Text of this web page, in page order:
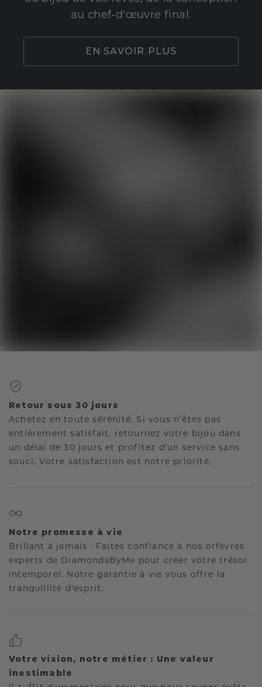
au chef-d'œuvre final.
EN SAVOIR PLUS
Retour sous 30 jours
Achetez en toute sérénité. Si vous n’êtes pas
entièrement satisfait, retournez votre bijou dans
un délai de 30 jours et profitez d’un service sans
souci. Votre satisfaction est notre priorité.
Notre promesse à vie
Brillant à jamais : Faites confiance à nos orfèvres
experts de DiamondsByMe pour créer votre trésor
intemporel. Notre garantie à vie vous offre la
tranquillité d'esprit.
Votre vision, notre métier : Une valeur
inestimable